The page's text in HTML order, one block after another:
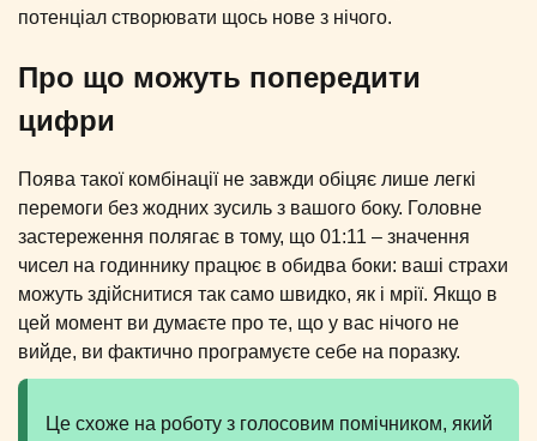
потенціал створювати щось нове з нічого.
Про що можуть попередити
цифри
Поява такої комбінації не завжди обіцяє лише легкі
перемоги без жодних зусиль з вашого боку. Головне
застереження полягає в тому, що 01:11 – значення
чисел на годиннику працює в обидва боки: ваші страхи
можуть здійснитися так само швидко, як і мрії. Якщо в
цей момент ви думаєте про те, що у вас нічого не
вийде, ви фактично програмуєте себе на поразку.
Це схоже на роботу з голосовим помічником, який